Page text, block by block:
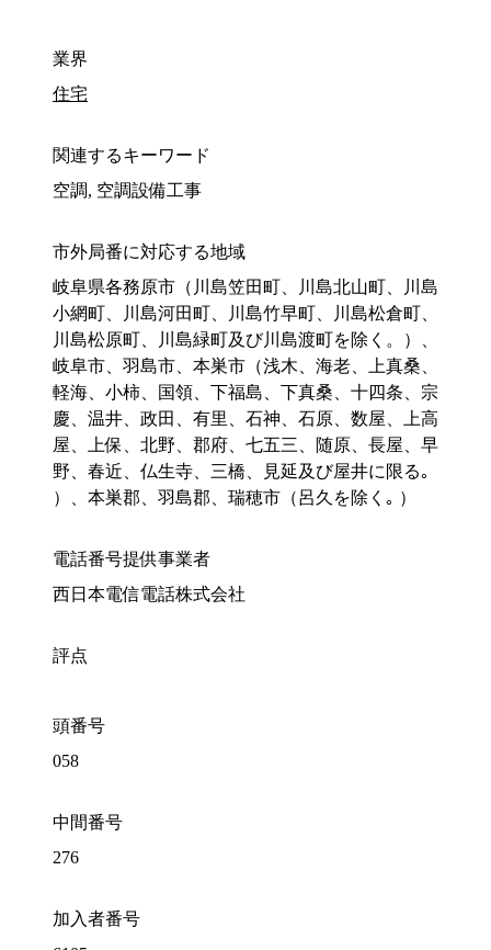
業界
住宅
関連するキーワード
空調, 空調設備工事
市外局番に対応する地域
岐阜県各務原市（川島笠田町、川島北山町、川島
小網町、川島河田町、川島竹早町、川島松倉町、
川島松原町、川島緑町及び川島渡町を除く。）、
岐阜市、羽島市、本巣市（浅木、海老、上真桑、
軽海、小柿、国領、下福島、下真桑、十四条、宗
慶、温井、政田、有里、石神、石原、数屋、上高
屋、上保、北野、郡府、七五三、随原、長屋、早
野、春近、仏生寺、三橋、見延及び屋井に限る｡
）、本巣郡、羽島郡、瑞穂市（呂久を除く｡ ）
電話番号提供事業者
西日本電信電話株式会社
評点
頭番号
058
中間番号
276
加入者番号